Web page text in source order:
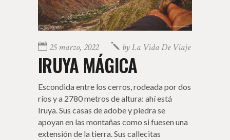
25 marzo, 2022 byLa Vida De Viaje
IRUYA MÁGICA
Escondida entre los cerros, rodeada por dos
ríos y a 2780 metros de altura: ahí está
Iruya. Sus casas de adobe y piedra se
apoyan en las montañas como si fuesen una
extensión de la tierra. Sus callecitas